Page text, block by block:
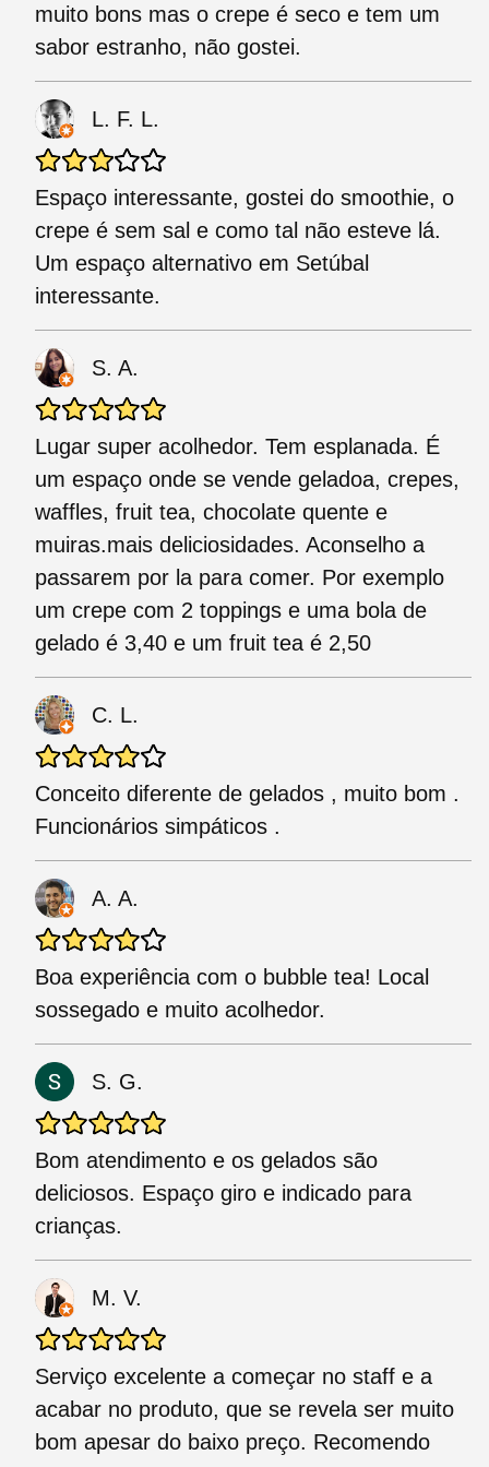
muito bons mas o crepe é seco e tem um
sabor estranho, não gostei.
L. F. L.
Espaço interessante, gostei do smoothie, o
crepe é sem sal e como tal não esteve lá.
Um espaço alternativo em Setúbal
interessante.
S. A.
Lugar super acolhedor. Tem esplanada. É
um espaço onde se vende geladoa, crepes,
waffles, fruit tea, chocolate quente e
muiras.mais deliciosidades. Aconselho a
passarem por la para comer. Por exemplo
um crepe com 2 toppings e uma bola de
gelado é 3,40 e um fruit tea é 2,50
C. L.
Conceito diferente de gelados , muito bom .
Funcionários simpáticos .
A. A.
Boa experiência com o bubble tea! Local
sossegado e muito acolhedor.
S. G.
Bom atendimento e os gelados são
deliciosos. Espaço giro e indicado para
crianças.
M. V.
Serviço excelente a começar no staff e a
acabar no produto, que se revela ser muito
bom apesar do baixo preço. Recomendo